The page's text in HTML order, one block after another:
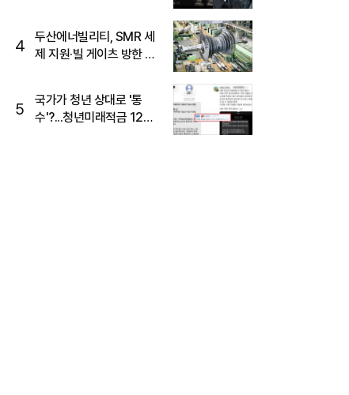
4
두산에너빌리티, SMR 세
제 지원·빌 게이츠 방한 기
5
국가가 청년 상대로 '통
수'?...청년미래적금 12%